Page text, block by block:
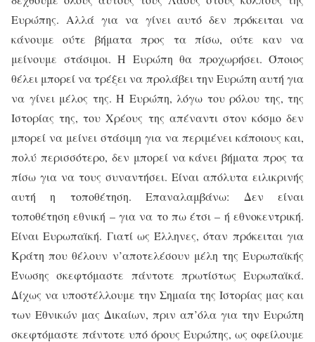
Ευρώπης. Αλλά για να γίνει αυτό δεν πρόκειται να
κάνουμε ούτε βήματα προς τα πίσω, ούτε καν να
μείνουμε στάσιμοι. Η Ευρώπη θα προχωρήσει. Όποιος
θέλει μπορεί να τρέξει να προλάβει την Ευρώπη αυτή για
να γίνει μέλος της. Η Ευρώπη, λόγω του ρόλου της, της
Ιστορίας της, του Χρέους της απέναντι στον κόσμο δεν
μπορεί να μείνει στάσιμη για να περιμένει κάποιους και,
πολύ περισσότερο, δεν μπορεί να κάνει βήματα προς τα
πίσω για να τους συναντήσει. Είναι απόλυτα ειλικρινής
αυτή η τοποθέτηση. Επαναλαμβάνω: Δεν είναι
τοποθέτηση εθνική – για να το πω έτσι – ή εθνοκεντρική.
Είναι Ευρωπαϊκή. Γιατί ως Έλληνες, όταν πρόκειται για
Κράτη που θέλουν ν’αποτελέσουν μέλη της Ευρωπαϊκής
Ένωσης σκεφτόμαστε πάντοτε πρωτίστως Ευρωπαϊκά.
Δίχως να υποστέλλουμε την Σημαία της Ιστορίας μας και
των Εθνικών μας Δικαίων, πριν απ’όλα για την Ευρώπη
σκεφτόμαστε πάντοτε υπό όρους Ευρώπης, ως οφείλουμε